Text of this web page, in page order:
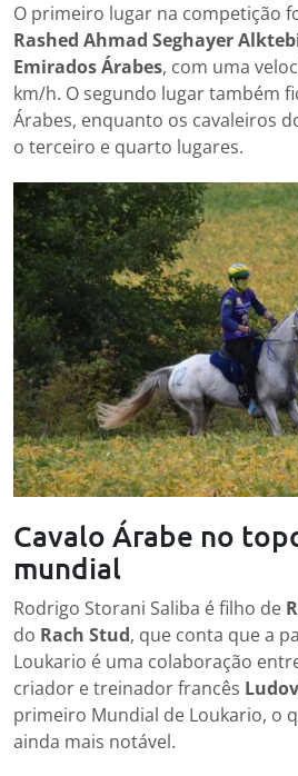
O primeiro lugar na competição
Rashed Ahmad Seghayer
Emirados Árabes, com uma
km/h. O segundo lugar também
Árabes, enquanto os cavaleiros
o terceiro e quarto lugares.
Cavalo Árabe no
mundial
Rodrigo Storani Saliba é filho de
do Rach Stud, que conta que a
Loukario é uma colaboração
criador e treinador francês
primeiro Mundial de Loukario, o
ainda mais notável.